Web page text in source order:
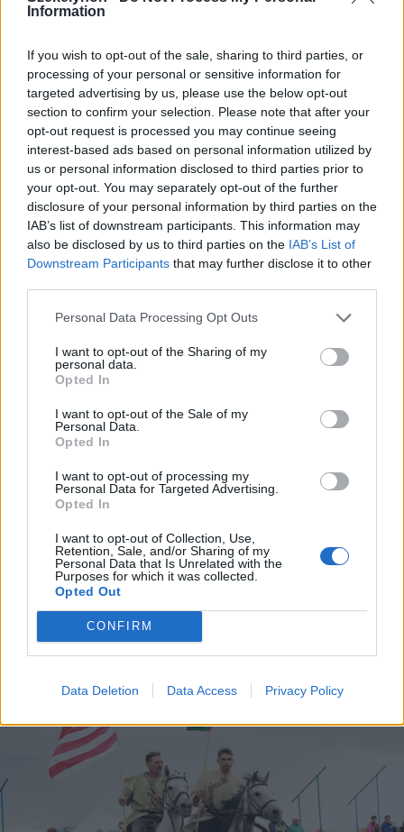
Information
If you wish to opt-out of the sale, sharing to third parties, or
processing of your personal or sensitive information for
targeted advertising by us, please use the below opt-out
section to confirm your selection. Please note that after your
opt-out request is processed you may continue seeing
interest-based ads based on personal information utilized by
us or personal information disclosed to third parties prior to
your opt-out. You may separately opt-out of the further
disclosure of your personal information by third parties on the
IAB’s list of downstream participants. This information may
also be disclosed by us to third parties on the IAB’s List of
Downstream Participants that may further disclose it to other
Personal Data Processing Opt Outs
I want to opt-out of the Sharing of my
personal data.
Opted In
I want to opt-out of the Sale of my
Personal Data.
Opted In
I want to opt-out of processing my
Personal Data for Targeted Advertising.
Opted In
I want to opt-out of Collection, Use,
Retention, Sale, and/or Sharing of my
Personal Data that Is Unrelated with the
Purposes for which it was collected.
Opted Out
CONFIRM
Data Deletion Data Access Privacy Policy
vízhozamának növelését segítené
elő
2026. augusztus 06., csütörtök
Elvégezték az első
robotasszisztált urológiai műtétet
Csíkszeredában